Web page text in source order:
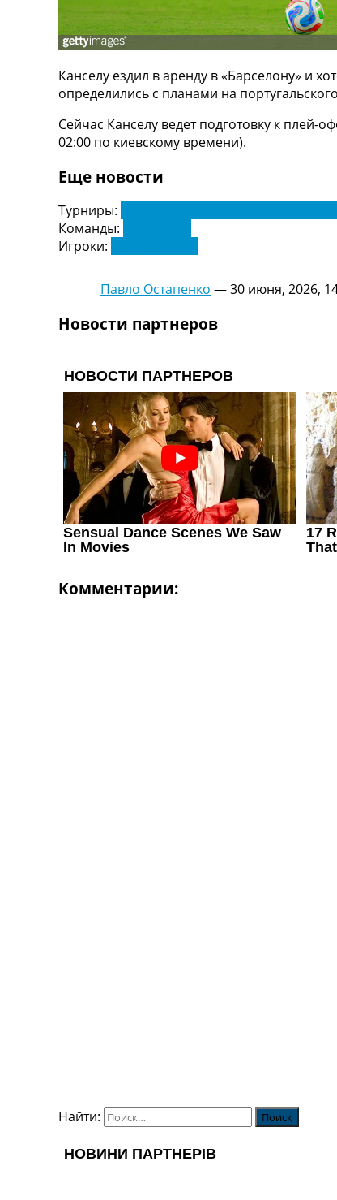
ТВ программа
RU
Categories
Главная
Новости футбола
Трансферы
Новости футбола Украины
Последние комментарии
Конкурс прогнозов
Логин
Правила
Турниры
Украина. Первая Лига
Лига Чемпионов
Англия. Премьер Лига
Испания. Ла Лига
Другие Турниры >>>
Таблицы
Таблицы групп Чемпионата
Украина. Премьер-Лига
Украина. Первая Лига
Лига Чемпионов. Таблицы групп
Англия. Премьер-Лига
Все таблицы >>>
Канселу ездил в аренду в «Барселону» и
определились с планами на
Сейчас Канселу ведет подготовку к
02:00 по киевскому времени).
Еще новости
Турниры:
Команды:
Игроки:
Павло Остапенко —30 июня, 2026,
Новости партнеров
Комментарии:
Найти: